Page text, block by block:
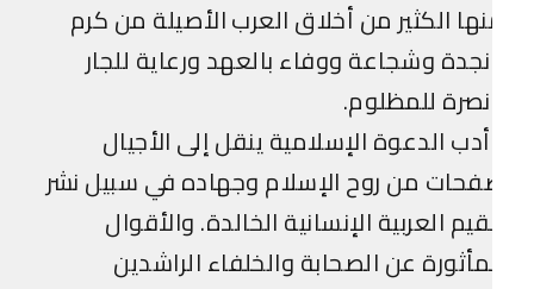
الكثير من أخلاق العرب الأصيلة من كرم
وشجاعة ووفاء بالعهد ورعاية للجار
للمظلوم.
الدعوة الإسلامية ينقل إلى الأجيال
من روح الإسلام وجهاده في سبيل نشر
العربية الإنسانية الخالدة. والأقوال
عن الصحابة والخلفاء الراشدين